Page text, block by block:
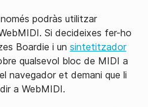
podràs utilitzar
Si decideixes fer-ho
Boardie i un sintetitzador
qualsevol bloc de MIDI a
navegador et demani que li
a WebMIDI.